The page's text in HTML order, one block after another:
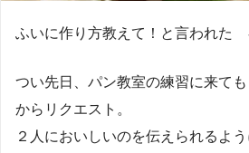
ふいに作り方教えて！と言われた
つい先日、パン教室の練習に来て
からリクエスト。
２人においしいのを伝えられるよ